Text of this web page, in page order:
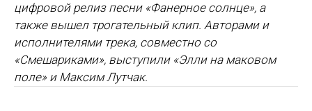
цифровой релиз песни «Фанерное солнце», а
также вышел трогательный клип. Авторами и
исполнителями трека, совместно со
«Смешариками», выступили «Элли на маковом
поле» и Максим Лутчак.